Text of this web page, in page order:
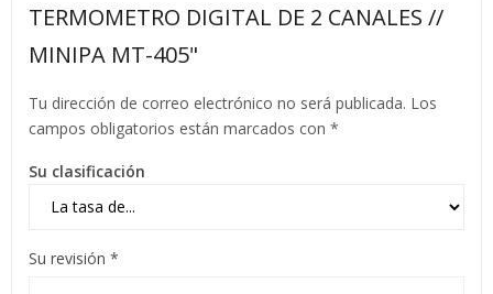
TERMOMETRO DIGITAL DE 2 CANALES //
MINIPA MT-405"
Tu dirección de correo electrónico no será publicada. Los
campos obligatorios están marcados con *
Su clasificación
Su revisión *